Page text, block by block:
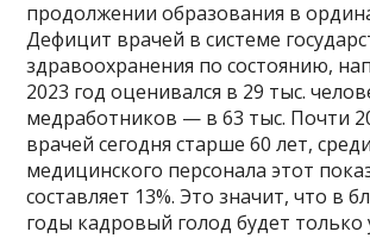
продолжении образования в
Дефицит врачей в системе
здравоохранения по состоянию,
2023 год оценивался в 29 тыс.
медработников — в 63 тыс. Почти
врачей сегодня старше 60 лет,
медицинского персонала этот
составляет 13%. Это значит, что в
годы кадровый голод будет только